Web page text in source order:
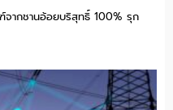
ากชานอ้อยบริสุทธิ์ 100% รุก